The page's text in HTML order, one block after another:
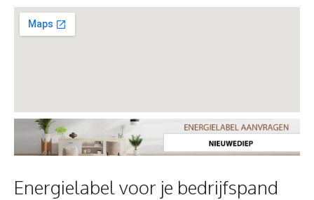
Energielabel voor je bedrijfspand